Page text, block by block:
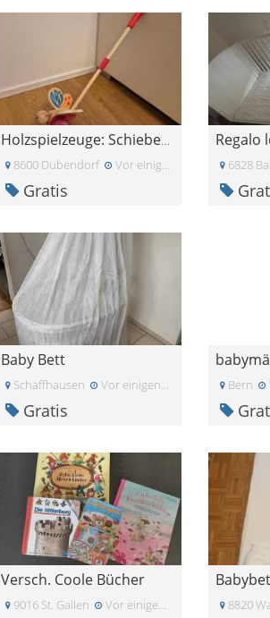
Holzspielzeuge: Schiebetier Schmetterling und Zieh
8600 Dubendorf Vor einigen Tagen
Gratis
Regalo
6828
Baby Bett
Schaffhausen Vor einigen Tagen
Gratis
Bern
Versch. Coole Bücher
9016 St. Gallen Vor einigen Tagen 8820